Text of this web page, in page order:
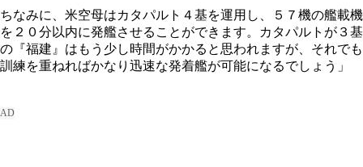
ちなみに、米空母はカタパルト４基を運用し、５７機の艦載機
を２０分以内に発艦させることができます。カタパルトが３基
の『福建』はもう少し時間がかかると思われますが、それでも
訓練を重ねればかなり迅速な発着艦が可能になるでしょう」